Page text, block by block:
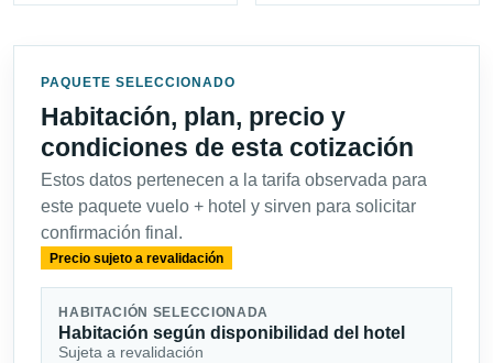
PAQUETE SELECCIONADO
Habitación, plan, precio y
condiciones de esta cotización
Estos datos pertenecen a la tarifa observada para
este paquete vuelo + hotel y sirven para solicitar
confirmación final.
Precio sujeto a revalidación
HABITACIÓN SELECCIONADA
Habitación según disponibilidad del hotel
Sujeta a revalidación